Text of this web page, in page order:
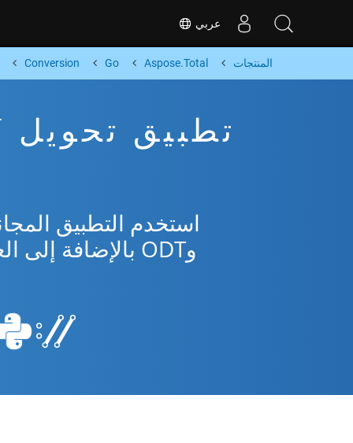
عربي
المنتجات Aspose.Total
Go
Conversion
وODT بالإضافة إلى العديد من التنسيقات الشائعة من Microsoft